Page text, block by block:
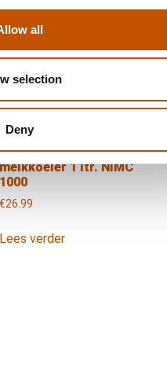
all
selection
Deny
Lees verder
Nivona kunststof
melkkoeler 1 ltr. NIMC
1000
€26.99
Lees verder